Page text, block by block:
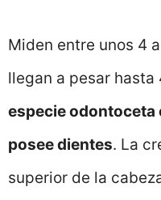
Miden entre unos 4
llegan a pesar hasta
especie odontoceta
posee dientes. La
superior de la